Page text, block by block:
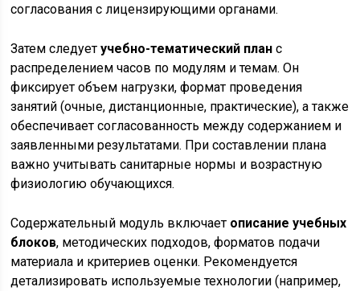
согласования с лицензирующими органами.
Затем следуетучебно-тематический план с
распределением часов по модулям и темам. Он
фиксирует объем нагрузки, формат проведения
занятий (очные, дистанционные, практические), а также
обеспечивает согласованность между содержанием и
заявленными результатами. При составлении плана
важно учитывать санитарные нормы и возрастную
физиологию обучающихся.
Содержательный модуль включает описание учебных
блоков, методических подходов, форматов подачи
материала и критериев оценки. Рекомендуется
детализировать используемые технологии (например,